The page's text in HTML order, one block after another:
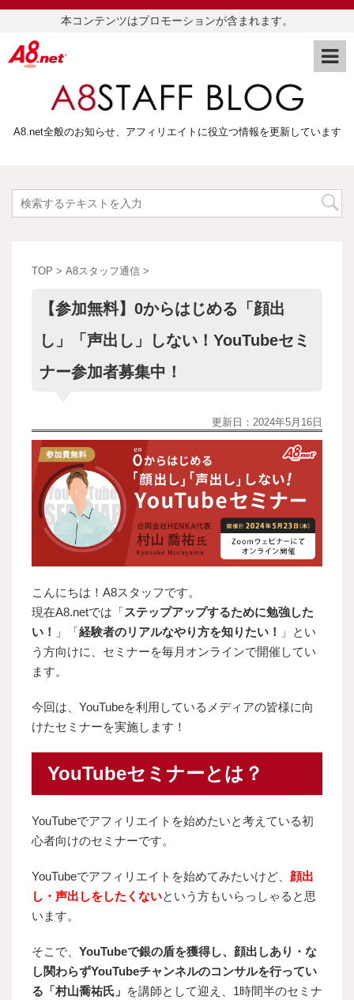
本コンテンツはプロモーションが含まれます。
A8.net全般のお知らせ、アフィリエイトに役立つ情報を更新しています
TOP > A8スタッフ通信 >
【参加無料】0からはじめる「顔出
し」「声出し」しない！YouTubeセミ
ナー参加者募集中！
更新日： 2024年5月16日
こんにちは！A8スタッフです。
現在A8.netでは「ステップアップするために勉強した
い！
」「経験者のリアルなやり方を知りたい！
」とい
う方向けに、セミナーを毎月オンラインで開催してい
ます。
今回は、YouTubeを利用しているメディアの皆様に向
けたセミナーを実施します！
YouTubeセミナーとは？
YouTubeでアフィリエイトを始めたいと考えている初
心者向けのセミナーです。
YouTubeでアフィリエイトを始めてみたいけど、 顔出
し・声出しをしたくないという方もいらっしゃると思
います。
そこで、 YouTubeで銀の盾を獲得し、顔出しあり・な
し関わらずYouTubeチャンネルのコンサルを行ってい
る「村山喬祐氏」 を講師として迎え、1時間半のセミナ